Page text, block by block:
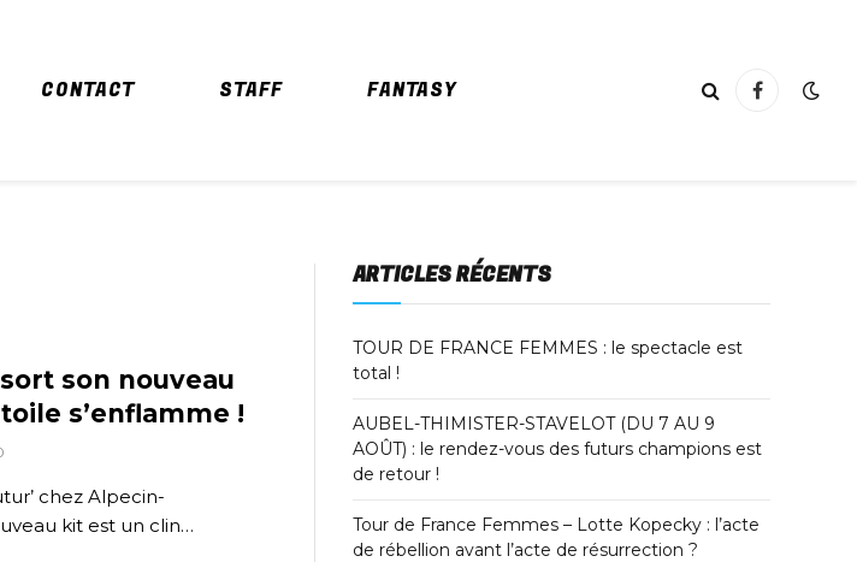
CONTACT STAFF FANTASY Facebook
son nouveau
s’enflamme !
chez Alpecin-
kit est un clin…
ARTICLES RÉCENTS
TOUR DE FRANCE FEMMES : le spectacle est
total !
AUBEL-THIMISTER-STAVELOT (DU 7 AU 9
AOÛT) : le rendez-vous des futurs champions est
de retour !
Tour de France Femmes – Lotte Kopecky : l’acte
de rébellion avant l’acte de résurrection ?